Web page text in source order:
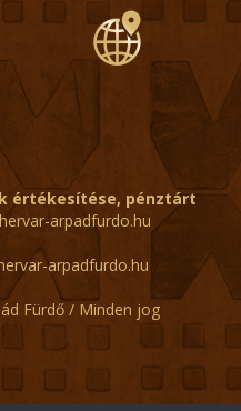
értékesítése, pénztárt
arpadfurdo.hu
arpadfurdo.hu
Fürdő / Minden jog